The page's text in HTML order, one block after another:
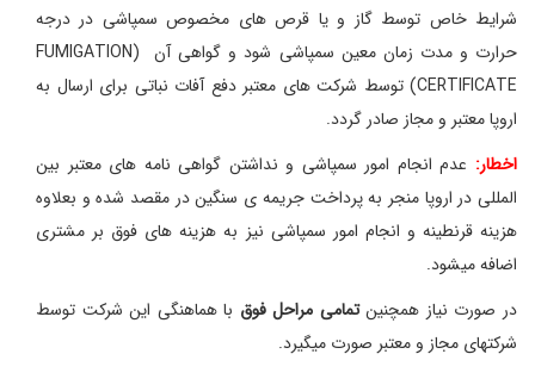
شرایط خاص توسط گاز و یا قرص های مخصوص سمپاشی در درجه
حرارت و مدت زمان معین سمپاشی شود و گواهی آن (FUMIGATION
CERTIFICATE) توسط شرکت های معتبر دفع آفات نباتی برای ارسال به
اروپا معتبر و مجاز صادر گردد.
اخطار: عدم انجام امور سمپاشی و نداشتن گواهی نامه های معتبر بین
المللی در اروپا منجر به پرداخت جریمه ی سنگین در مقصد شده و بعلاوه
هزینه قرنطینه و انجام امور سمپاشی نیز به هزینه های فوق بر مشتری
اضافه میشود.
در صورت نیاز همچنینتمامی مراحل فوق با هماهنگی این شرکت توسط
شرکتهای مجاز و معتبر صورت میگیرد.